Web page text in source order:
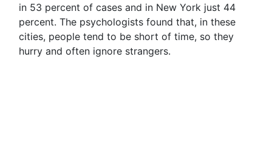
in 53 percent of cases and in New York just 44
percent. The psychologists found that, in these
cities, people tend to be short of time, so they
hurry and often ignore strangers.